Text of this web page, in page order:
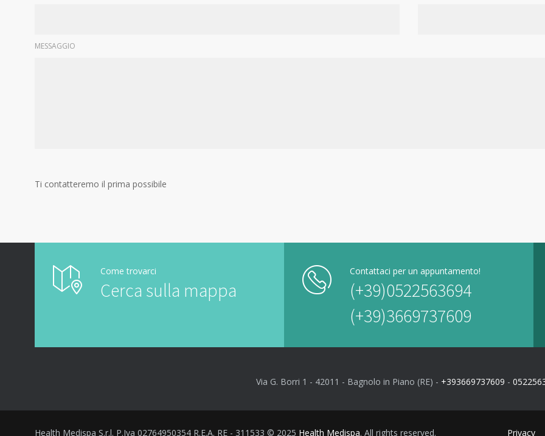
MESSAGGIO
Ti contatteremo il prima possibile
Come trovarci
Cerca sulla mappa
Contattaci per un appuntamento!
(+39)0522563694
(+39)3669737609
Via G. Borri 1 - 42011 - Bagnolo in Piano (RE) - +393669737609 -
Health Medispa S.r.l. P.Iva 02764950354 R.E.A. RE - 311533 © 2025 Health Medispa. All rights reserved. Privacy